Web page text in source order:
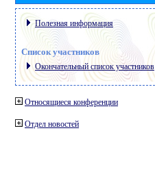
Полезная информация
Список участников
Окончательный список участников
Относящиеся конференции
Отдел новостей